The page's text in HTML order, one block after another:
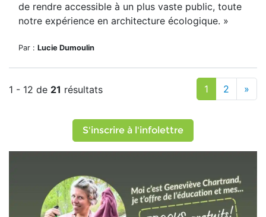
de rendre accessible à un plus vaste public, toute
notre expérience en architecture écologique. »
Par : Lucie Dumoulin
1 - 12 de 21 résultats 1 2 »
S'inscrire à l'infolettre